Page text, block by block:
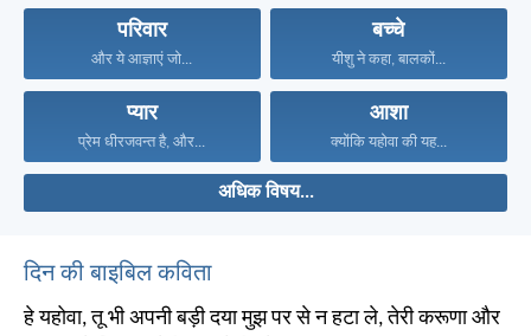
परिवार
और ये आज्ञाएं जो...
बच्चे
यीशु ने कहा, बालकों...
प्यार
प्रेम धीरजवन्त है, और...
आशा
क्योंकि यहोवा की यह...
अधिक विषय...
दिन की बाइबिल कविता
हे यहोवा, तू भी अपनी बड़ी दया मुझ पर से न हटा ले, तेरी करूणा और